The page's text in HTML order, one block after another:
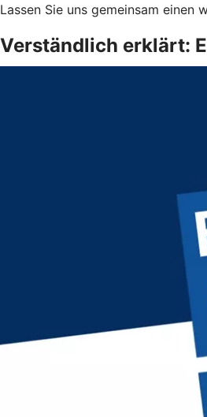
Lassen Sie uns gemeinsam einen
Verständlich erklärt: